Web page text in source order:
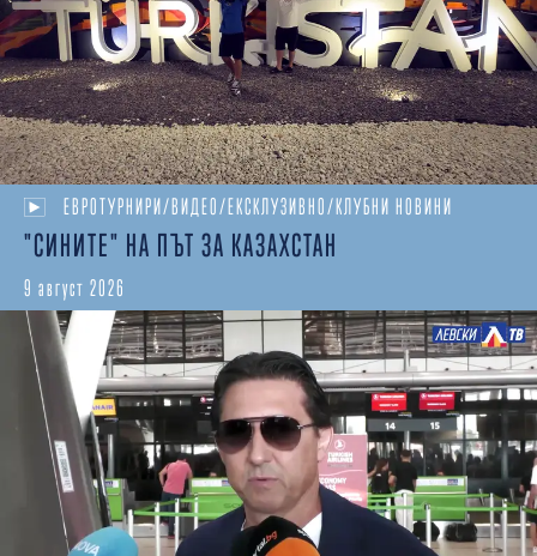
ЕВРОТУРНИРИ/ВИДЕО/ЕКСКЛУЗИВНО/КЛУБНИ НОВИНИ
"СИНИТЕ" НА ПЪТ ЗА КАЗАХСТАН
9 август 2026